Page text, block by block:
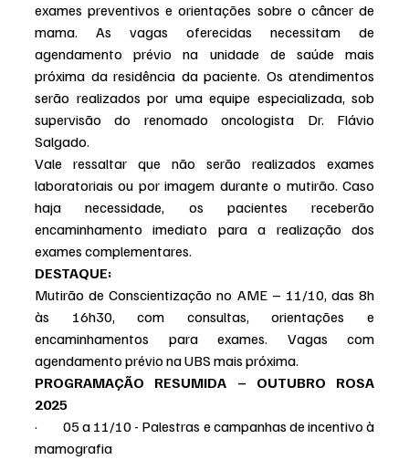
exames preventivos e orientações sobre o câncer de
mama. As vagas oferecidas necessitam de
agendamento prévio na unidade de saúde mais
próxima da residência da paciente. Os atendimentos
serão realizados por uma equipe especializada, sob
supervisão do renomado oncologista Dr. Flávio
Salgado.
Vale ressaltar que não serão realizados exames
laboratoriais ou por imagem durante o mutirão. Caso
haja necessidade, os pacientes receberão
encaminhamento imediato para a realização dos
exames complementares.
DESTAQUE:
Mutirão de Conscientização no AME – 11/10, das 8h
às 16h30, com consultas, orientações e
encaminhamentos para exames. Vagas com
agendamento prévio na UBS mais próxima.
PROGRAMAÇÃO RESUMIDA – OUTUBRO ROSA
2025
·         05 a 11/10 - Palestras e campanhas de incentivo à
mamografia